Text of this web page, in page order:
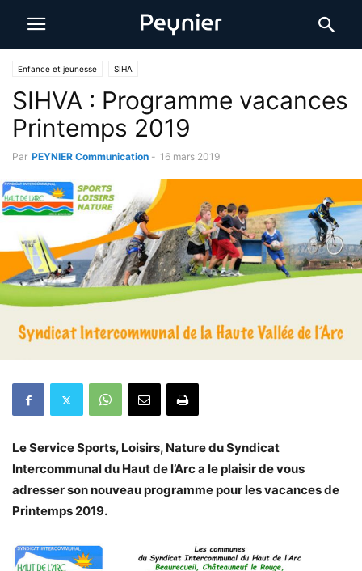
Enfance et jeunesse SIHA
SIHVA : Programme vacances
Printemps 2019
Par PEYNIER Communication - 16 mars 2019
Le Service Sports, Loisirs, Nature du Syndicat
Intercommunal du Haut de l’Arc a le plaisir de vous
adresser son nouveau programme pour les vacances de
Printemps 2019.